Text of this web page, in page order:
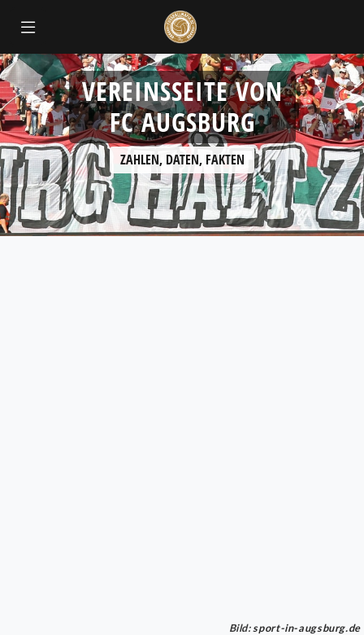
VEREINSSEITE VON
FC AUGSBURG
ZAHLEN, DATEN, FAKTEN
Bild:sport-in-augsburg.de